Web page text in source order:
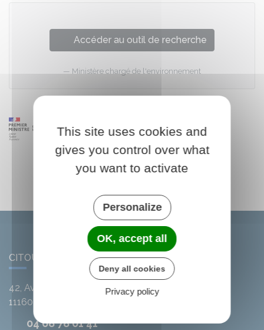
Accéder au outil de recherche
Ministère chargé de l'environnement
CITOU
42, Avenue de l'Argent-Double
11160
04 68 78 01 41
This site uses cookies and
gives you control over what
you want to activate
Personalize
OK, accept all
Deny all cookies
Privacy policy